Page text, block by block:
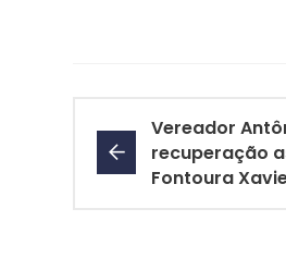
Vereador
recuperação
Fontoura